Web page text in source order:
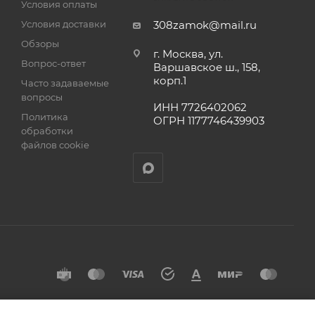
Условия оплаты
Условия доставки
Обзоры
Вопрос-ответ
Часто задаваемые
вопросы
Политика
обработки
файлов cookie
308zamok@mail.ru
г. Москва, ул.
Варшавское ш., 158,
корп.1
ИНН 7726402062
ОГРН 1177746439903